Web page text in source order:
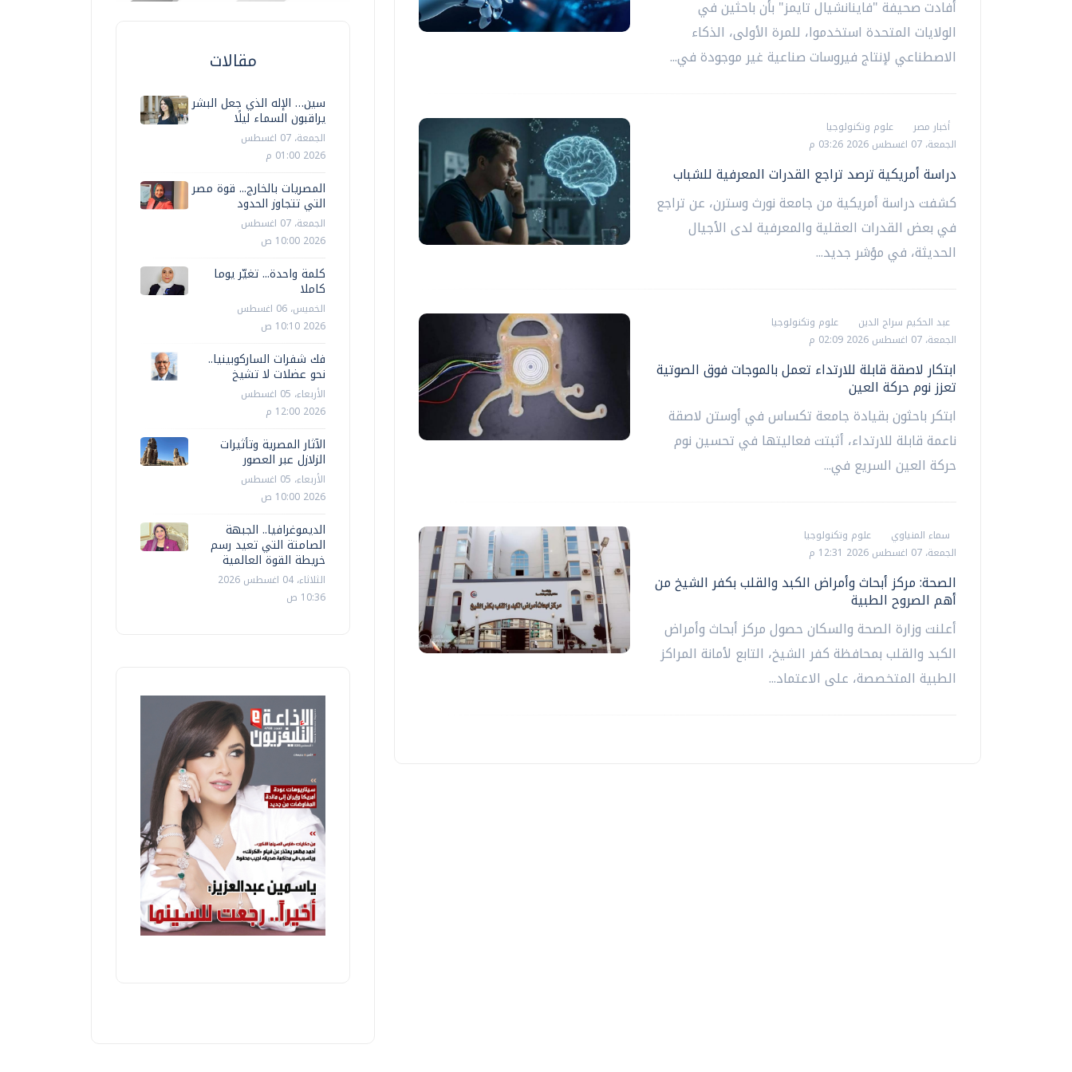
أفادت صحيفة "فاينانشيال تايمز" بأن باحثين في
الولايات المتحدة استخدموا، للمرة الأولى، الذكاء
الاصطناعي لإنتاج فيروسات صناعية غير موجودة في...
أخبار مصر
علوم وتكنولوجيا
الجمعة، 07 اغسطس 2026 03:26 م
دراسة أمريكية ترصد تراجع القدرات المعرفية للشباب
كشفت دراسة أمريكية من جامعة نورث وسترن، عن تراجع
في بعض القدرات العقلية والمعرفية لدى الأجيال
الحديثة، في مؤشر جديد...
عبد الحكيم سراج الدين
علوم وتكنولوجيا
الجمعة، 07 اغسطس 2026 02:09 م
ابتكار لاصقة قابلة للارتداء تعمل بالموجات فوق الصوتية
تعزز نوم حركة العين
ابتكر باحثون بقيادة جامعة تكساس في أوستن لاصقة
ناعمة قابلة للارتداء، أثبتت فعاليتها في تحسين نوم
حركة العين السريع في...
سماء المنياوي
علوم وتكنولوجيا
الجمعة، 07 اغسطس 2026 12:31 م
الصحة: مركز أبحاث وأمراض الكبد والقلب بكفر الشيخ من
أهم الصروح الطبية
أعلنت وزارة الصحة والسكان حصول مركز أبحاث وأمراض
الكبد والقلب بمحافظة كفر الشيخ، التابع لأمانة المراكز
الطبية المتخصصة، على الاعتماد...
مقالات
سين… الإله الذي جعل البشر
يراقبون السماء ليلًا
الجمعة، 07 اغسطس
2026 01:00 م
المصريات بالخارج... قوة مصر
التي تتجاوز الحدود
الجمعة، 07 اغسطس
2026 10:00 ص
كلمة واحدة... تغيّر يوما
كاملا
الخميس، 06 اغسطس
2026 10:10 ص
فك شفرات الساركوبينيا..
نحو عضلات لا تشيخ
الأربعاء، 05 اغسطس
2026 12:00 م
الآثار المصرية وتأثيرات
الزلازل عبر العصور
الأربعاء، 05 اغسطس
2026 10:00 ص
الديموغرافيا.. الجبهة
الصامتة التي تعيد رسم
خريطة القوة العالمية
الثلاثاء، 04 اغسطس 2026
10:36 ص